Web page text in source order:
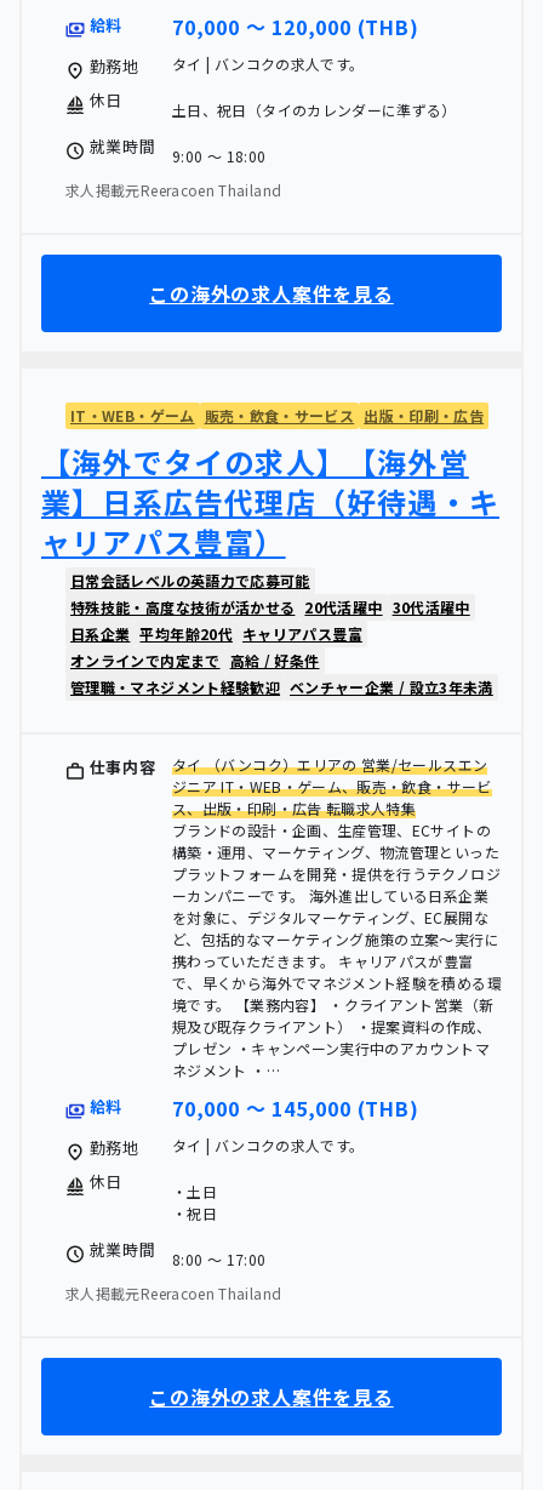
給料 70,000 〜 120,000 (THB)
勤務地 タイ | バンコクの求人です。
休日 土日、祝日（タイのカレンダーに準ずる）
就業時間
9:00 〜 18:00
求人掲載元Reeracoen Thailand
この海外の求人案件を見る
IT・WEB・ゲーム 販売・飲食・サービス 出版・印刷・広告
【海外でタイの求人】【海外営
業】日系広告代理店（好待遇・キ
ャリアパス豊富）
日常会話レベルの英語力で応募可能
特殊技能・高度な技術が活かせる 20代活躍中 30代活躍中
日系企業 平均年齢20代 キャリアパス豊富
オンラインで内定まで 高給 / 好条件
管理職・マネジメント経験歓迎 ベンチャー企業 / 設立3年未満
仕事内容
タイ （バンコク）エリアの 営業/セールスエン
ジニア IT・WEB・ゲーム、販売・飲食・サービ
ス、出版・印刷・広告 転職求人特集
ブランドの設計・企画、生産管理、ECサイトの
構築・運用、マーケティング、物流管理といった
プラットフォームを開発・提供を行うテクノロジ
ーカンパニーです。 海外進出している日系企業
を対象に、デジタルマーケティング、EC展開な
ど、包括的なマーケティング施策の立案〜実行に
携わっていただきます。 キャリアパスが豊富
で、早くから海外でマネジメント経験を積める環
境です。 【業務内容】 ・クライアント営業（新
規及び既存クライアント） ・提案資料の作成、
プレゼン ・キャンペーン実行中のアカウントマ
ネジメント ・…
給料 70,000 〜 145,000 (THB)
勤務地 タイ | バンコクの求人です。
休日
・土日
・祝日
就業時間
8:00 〜 17:00
求人掲載元Reeracoen Thailand
この海外の求人案件を見る